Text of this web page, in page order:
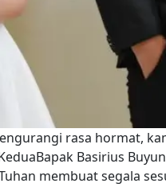
rasa hormat,
Basirius
membuat segala